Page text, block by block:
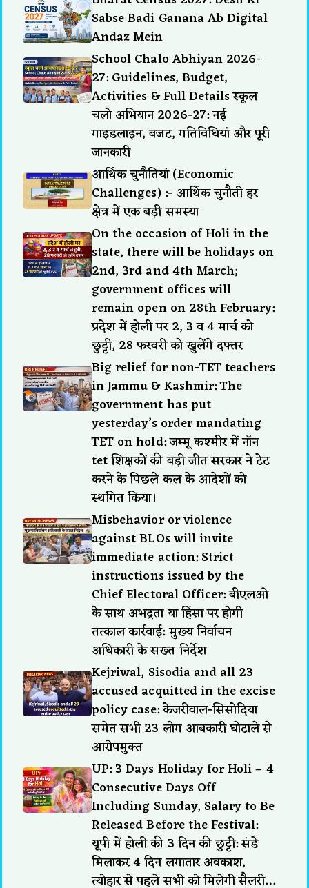
Sabse Badi Ganana Ab Digital
Andaz Mein
School Chalo Abhiyan 2026-
27: Guidelines, Budget,
Activities & Full Details स्कूल
चलो अभियान 2026-27: नई
गाइडलाइन, बजट, गतिविधियां और पूरी
जानकारी
आर्थिक चुनौतियां (Economic
Challenges) :- आर्थिक चुनौती हर
क्षेत्र में एक बड़ी समस्या
On the occasion of Holi in the
state, there will be holidays on
2nd, 3rd and 4th March;
government offices will
remain open on 28th February:
प्रदेश में होली पर 2, 3 व 4 मार्च को
छुट्टी, 28 फरवरी को खुलेंगे दफ्तर
Big relief for non-TET teachers
in Jammu & Kashmir: The
government has put
yesterday’s order mandating
TET on hold: जम्मू कश्मीर में नॉन
tet शिक्षकों की बड़ी जीत सरकार ने टेट
करने के पिछले कल के आदेशों को
स्थगित किया।
Misbehavior or violence
against BLOs will invite
immediate action: Strict
instructions issued by the
Chief Electoral Officer: बीएलओ
के साथ अभद्रता या हिंसा पर होगी
तत्काल कार्रवाई: मुख्य निर्वाचन
अधिकारी के सख्त निर्देश
Kejriwal, Sisodia and all 23
accused acquitted in the excise
policy case: केजरीवाल-सिसोदिया
समेत सभी 23 लोग आबकारी घोटाले से
आरोपमुक्त
UP: 3 Days Holiday for Holi – 4
Consecutive Days Off
Including Sunday, Salary to Be
Released Before the Festival:
यूपी में होली की 3 दिन की छुट्टी: संडे
मिलाकर 4 दिन लगातार अवकाश,
त्योहार से पहले सभी को मिलेगी सैलरी…